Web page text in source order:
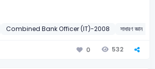
Combined Bank Officer (IT)-2008 সাধারণ জ্ঞান
0 532